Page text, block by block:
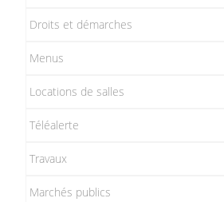
Droits et démarches
Menus
Locations de salles
Téléalerte
Travaux
Marchés publics